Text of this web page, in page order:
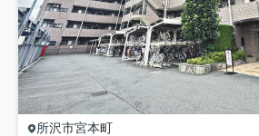
所沢市宮本町